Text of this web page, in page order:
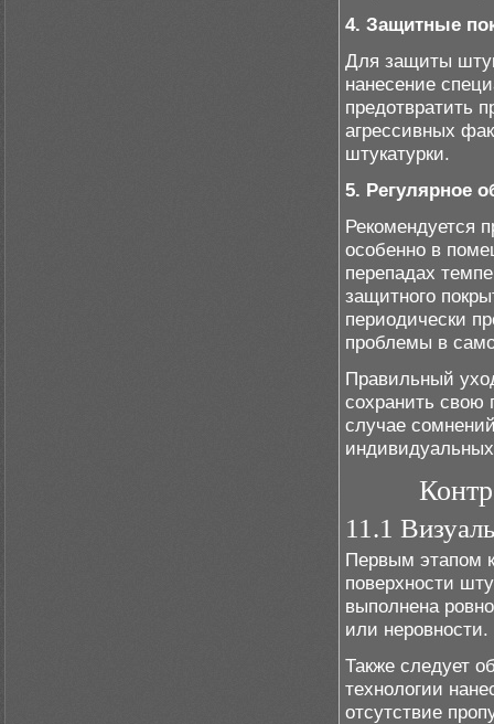
4. Защитные
Для защиты
нанесение
предотвратить
агрессивных
штукатурки.
5. Регулярное
Рекомендуется
особенно в
перепадах
защитного
периодически
проблемы в
Правильный
сохранить свою
случае
11.1
Первым этапом
поверхности
выполнена
или неровности.
Также следует
технологии
отсутствие